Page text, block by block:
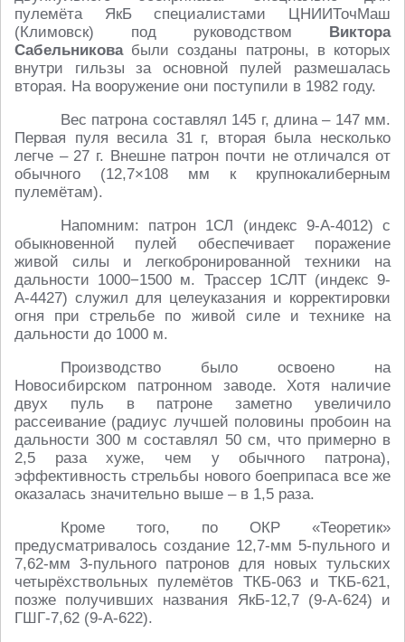
пулемёта ЯкБ специалистами ЦНИИТочМаш
(Климовск) под руководством
Bиктора
Сабельниковабыли созданы патроны, в которых
внутри гильзы за основной пулей размешалась
вторая. На вооружение они поступили в 1982 году.
Вес патрона составлял 145 г, длина – 147 мм.
Первая пуля весила 31 г, вторая была несколько
легче – 27 г. Внешне патрон почти не отличался от
обычного (12,7×108 мм к крупнокалиберным
пулемётам).
Напомним: патрон 1СЛ (индекс 9-А-4012) с
обыкновенной пулей обеспечивает поражение
живой силы и легкобронированной техники на
дальности 1000−1500 м. Трассер 1СЛТ (индекс 9-
А-4427) служил для целеуказания и корректировки
огня при стрельбе по живой силе и технике на
дальности до 1000 м.
Производство было освоено на
Новосибирском патронном заводе. Хотя наличие
двух пуль в патроне заметно увеличило
рассеивание (радиус лучшей половины пробоин на
дальности 300 м составлял 50 см, что примерно в
2,5 раза хуже, чем у обычного патрона),
эффективность стрельбы нового боеприпаса все же
оказалась значительно выше – в 1,5 раза.
Кроме того, по ОКР «Теоретик»
предусматривалось создание 12,7-мм 5-пульного и
7,62-мм 3-пульного патронов для новых тульских
четырёхствольных пулемётов ТКБ-063 и ТКБ-621,
позже получивших названия ЯкБ-12,7 (9-А-624) и
ГШГ-7,62 (9-А-622).